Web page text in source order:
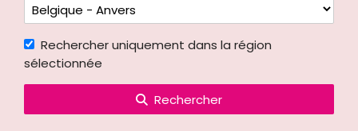
Rechercher uniquement dans la région
sélectionnée
Rechercher